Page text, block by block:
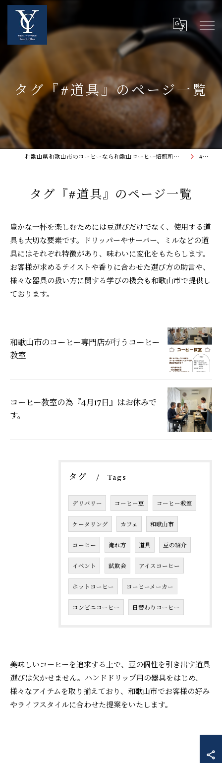
タグ『#道具』のページ一覧
和歌山県和歌山市のコーヒーなら和歌山コーヒー焙煎所〜Your Coffee〜 #道具
タグ『#道具』のページ一覧
豊かな一杯を楽しむためには豆選びだけでなく、使用する道
具も大切な要素です。ドリッパーやサーバー、ミルなどの道
具にはそれぞれ特徴があり、味わいに変化をもたらします。
お客様が求めるテイストや香りに合わせた選び方の助言や、
様々な器具の扱い方に関する学びの機会も和歌山市で提供し
ております。
和歌山市のコーヒー専門店が行うコーヒー
教室
コーヒー教室の為『4月17日』はお休みで
す。
タグ Tags
デリバリー コーヒー豆 コーヒー教室
ケータリング カフェ 和歌山市
コーヒー 淹れ方 道具 豆の紹介
イベント 試飲会 アイスコーヒー
ホットコーヒー コーヒーメーカー
コンビニコーヒー 日替わりコーヒー
美味しいコーヒーを追求する上で、豆の個性を引き出す道具
選びは欠かせません。ハンドドリップ用の器具をはじめ、
様々なアイテムを取り揃えており、和歌山市でお客様の好み
やライフスタイルに合わせた提案をいたします。
お問い合わせはこちら